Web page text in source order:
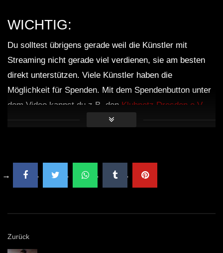
WICHTIG:
Du solltest übrigens gerade weil die Künstler mit
Streaming nicht gerade viel verdienen, sie am besten
direkt unterstützen. Viele Künstler haben die
Möglichkeit für Spenden. Mit dem Spendenbutton unter
dem Video kannst du z.B. den Klubnetz Dresden e.V.
unterstützen. Definitiv solltest Du Auftritte besuchen
Zurück